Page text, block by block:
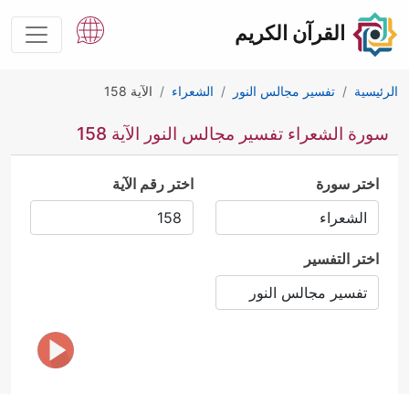
القرآن الكريم
الرئيسية تفسير مجالس النور الشعراء الآية 158
سورة الشعراء تفسير مجالس النور الآية 158
اختر سورة اختر رقم الآية
اختر التفسير